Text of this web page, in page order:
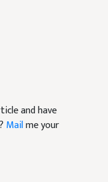
and have
Mailme your